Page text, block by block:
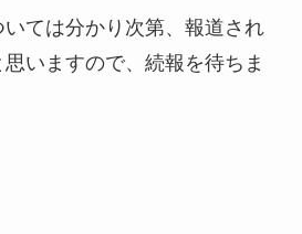
ては分かり次第、報道され
いますので、続報を待ちま